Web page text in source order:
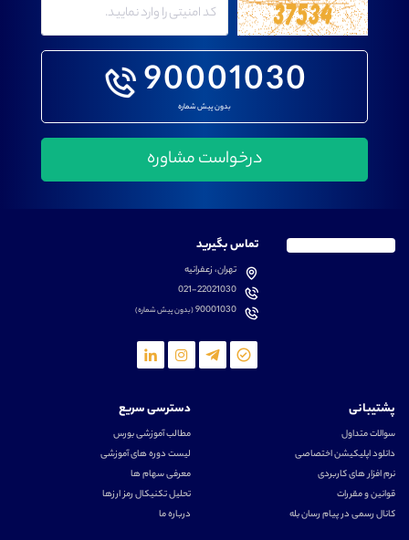
90001030
بدون پیش شماره
تماس بگیرید
تهران، زعفرانیه
021-22021030
90001030(بدون پیش شماره)
پشتیبانی
سوالات متداول
دانلود اپلیکیشن اختصاصی
نرم افزار های کاربردی
قوانین و مقررات
کانال رسمی در پیام رسان بله
دسترسی سریع
مطالب آموزشی بورس
لیست دوره های آموزشی
معرفی سهام ها
تحلیل تکنیکال رمز ارزها
درباره ما